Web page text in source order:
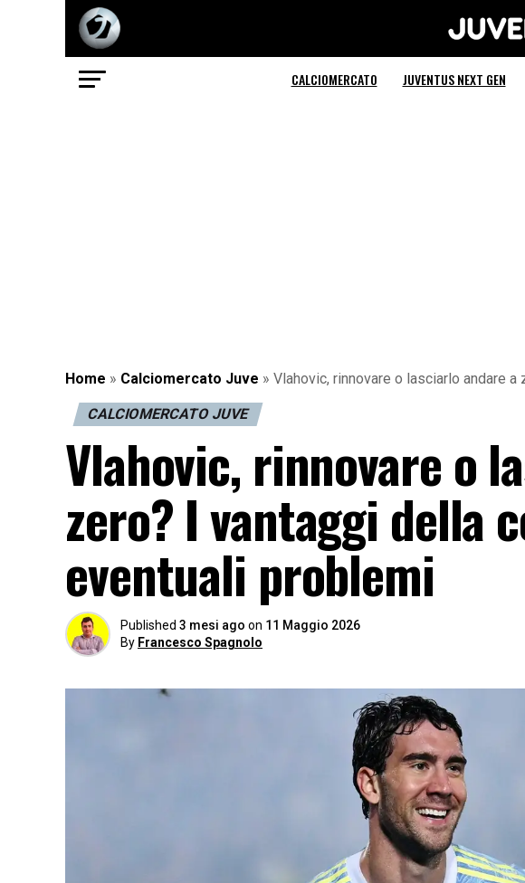
CALCIOMERCATO JUVENTUS NEXT GEN
Home » Calciomercato Juve » Vlahovic, rinnovare o lasciarlo andare
CALCIOMERCATO JUVE
Vlahovic, rinnovare o
zero? I vantaggi della
eventuali problemi
Published 3 mesi ago on 11 Maggio 2026
By Francesco Spagnolo